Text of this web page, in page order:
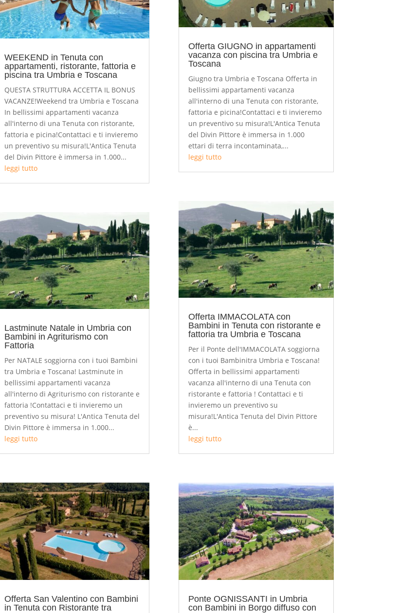
WEEKEND in Tenuta con
appartamenti, ristorante, fattoria e
piscina tra Umbria e Toscana
QUESTA STRUTTURA ACCETTA IL BONUS
VACANZE!Weekend tra Umbria e Toscana
In bellissimi appartamenti vacanza
all'interno di una Tenuta con ristorante,
fattoria e picina!Contattaci e ti invieremo
un preventivo su misura!L'Antica Tenuta
del Divin Pittore è immersa in 1.000...
leggi tutto
Lastminute Natale in Umbria con
Bambini in Agriturismo con
Fattoria
Per NATALE soggiorna con i tuoi Bambini
tra Umbria e Toscana! Lastminute in
bellissimi appartamenti vacanza
all'interno di Agriturismo con ristorante e
fattoria !Contattaci e ti invieremo un
preventivo su misura! L'Antica Tenuta del
Divin Pittore è immersa in 1.000...
leggi tutto
Offerta San Valentino con Bambini
in Tenuta con Ristorante tra
Offerta GIUGNO in appartamenti
vacanza con piscina tra Umbria e
Toscana
Giugno tra Umbria e Toscana Offerta in
bellissimi appartamenti vacanza
all'interno di una Tenuta con ristorante,
fattoria e picina!Contattaci e ti invieremo
un preventivo su misura!L'Antica Tenuta
del Divin Pittore è immersa in 1.000
ettari di terra incontaminata,...
leggi tutto
Offerta IMMACOLATA con
Bambini in Tenuta con ristorante e
fattoria tra Umbria e Toscana
Per il Ponte dell'IMMACOLATA soggiorna
con i tuoi Bambinitra Umbria e Toscana!
Offerta in bellissimi appartamenti
vacanza all'interno di una Tenuta con
ristorante e fattoria ! Contattaci e ti
invieremo un preventivo su
misura!L'Antica Tenuta del Divin Pittore
è...
leggi tutto
Ponte OGNISSANTI in Umbria
con Bambini in Borgo diffuso con